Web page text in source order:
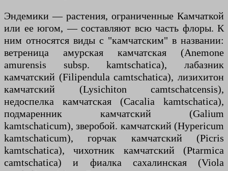
Эндемики — растения, ограниченные Камчаткой
или ее югом, — составляют всю часть флоры. К
ним относятся виды с "камчатским" в названии:
ветреница амурская камчатская (Anemone
amurensis subsp. kamtschatica), лабазник
камчатский (Filipendula camtschatica), лизихитон
камчатский (Lysichiton camtschatcensis),
недоспелка камчатская (Cacalia kamtschatica),
подмаренник камчатский (Galium
kamtschaticum), зверобой. камчатский (Hypericum
kamtschaticum), горчак камчатский (Picris
kamtschatica), чихотник камчатский (Ptarmica
camtschatica) и фиалка сахалинская (Viola